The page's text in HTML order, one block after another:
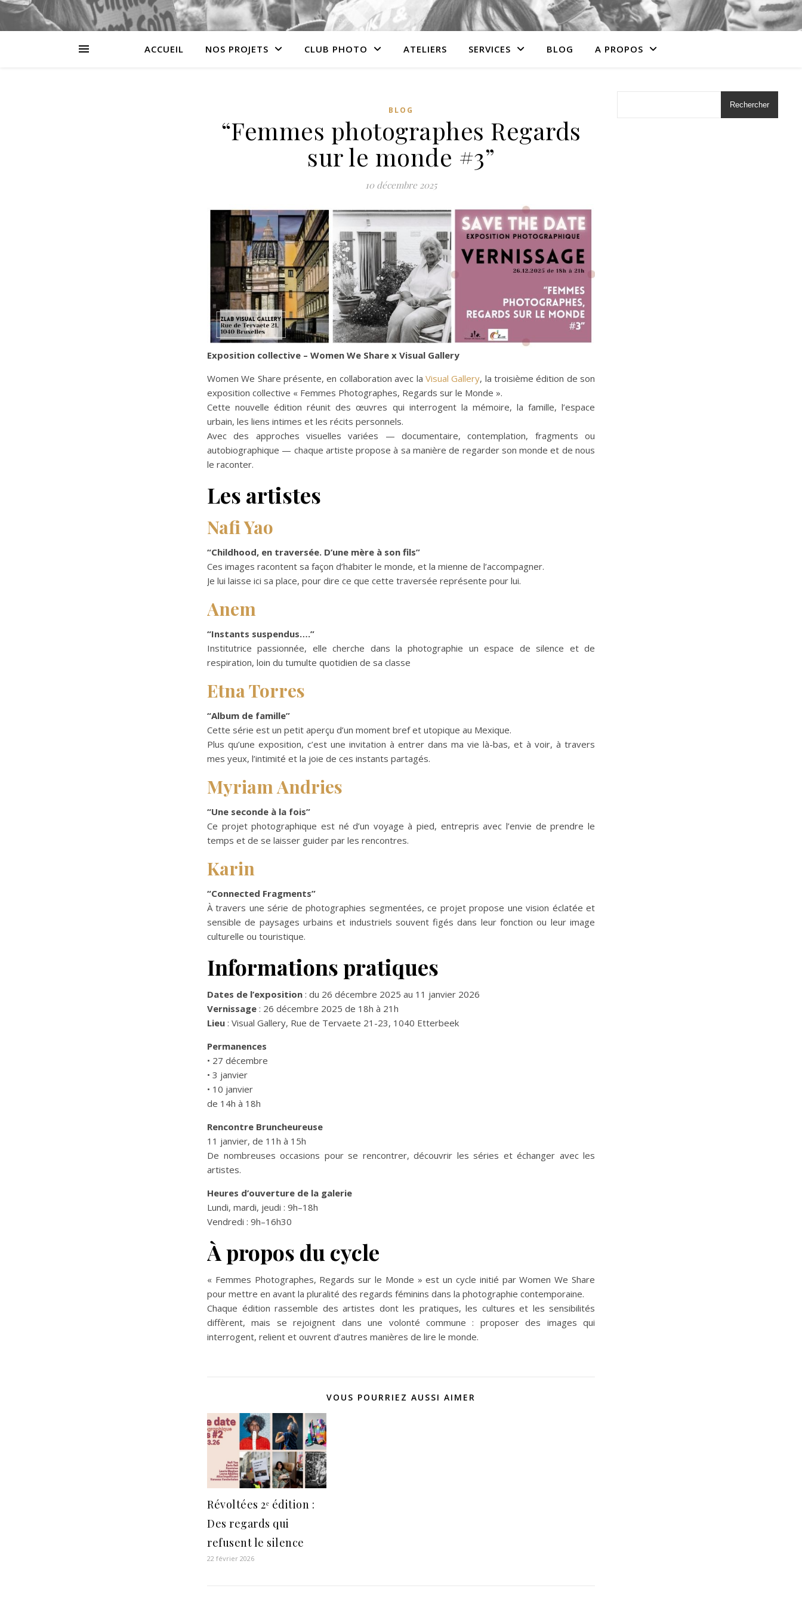
ACCUEIL NOS PROJETS CLUB PHOTO ATELIERS SERVICES BLOG A PROPOS
BLOG
“Femmes photographes Regards
sur le monde #3”
10 décembre 2025
Exposition collective – Women We Share x Visual Gallery
Women We Share présente, en collaboration avec la Visual Gallery, la troisième édition de son
exposition collective « Femmes Photographes, Regards sur le Monde ».
Cette nouvelle édition réunit des œuvres qui interrogent la mémoire, la famille, l’espace
urbain, les liens intimes et les récits personnels.
Avec des approches visuelles variées — documentaire, contemplation, fragments ou
autobiographique — chaque artiste propose à sa manière de regarder son monde et de nous
le raconter.
Les artistes
Nafi Yao
“Childhood, en traversée. D’une mère à son fils”
Ces images racontent sa façon d’habiter le monde, et la mienne de l’accompagner.
Je lui laisse ici sa place, pour dire ce que cette traversée représente pour lui.
Anem
“Instants suspendus….”
Institutrice passionnée, elle cherche dans la photographie un espace de silence et de
respiration, loin du tumulte quotidien de sa classe
Etna Torres
“Album de famille”
Cette série est un petit aperçu d’un moment bref et utopique au Mexique.
Plus qu’une exposition, c’est une invitation à entrer dans ma vie là-bas, et à voir, à travers
mes yeux, l’intimité et la joie de ces instants partagés.
Myriam Andries
“Une seconde à la fois”
Ce projet photographique est né d’un voyage à pied, entrepris avec l’envie de prendre le
temps et de se laisser guider par les rencontres.
Karin
“Connected Fragments”
À travers une série de photographies segmentées, ce projet propose une vision éclatée et
sensible de paysages urbains et industriels souvent figés dans leur fonction ou leur image
culturelle ou touristique.
Informations pratiques
Dates de l’exposition : du 26 décembre 2025 au 11 janvier 2026
Vernissage : 26 décembre 2025 de 18h à 21h
Lieu : Visual Gallery, Rue de Tervaete 21-23, 1040 Etterbeek
Permanences
• 27 décembre
• 3 janvier
• 10 janvier
de 14h à 18h
Rencontre Bruncheureuse
11 janvier, de 11h à 15h
De nombreuses occasions pour se rencontrer, découvrir les séries et échanger avec les
artistes.
Heures d’ouverture de la galerie
Lundi, mardi, jeudi : 9h–18h
Vendredi : 9h–16h30
À propos du cycle
« Femmes Photographes, Regards sur le Monde » est un cycle initié par Women We Share
pour mettre en avant la pluralité des regards féminins dans la photographie contemporaine.
Chaque édition rassemble des artistes dont les pratiques, les cultures et les sensibilités
diffèrent, mais se rejoignent dans une volonté commune : proposer des images qui
interrogent, relient et ouvrent d’autres manières de lire le monde.
VOUS POURRIEZ AUSSI AIMER
Révoltées 2ᵉ édition :
Des regards qui
refusent le silence
22 février 2026
Rechercher